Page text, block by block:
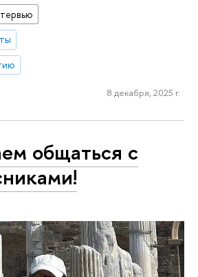
8 декабря, 2025 г.
общаться с